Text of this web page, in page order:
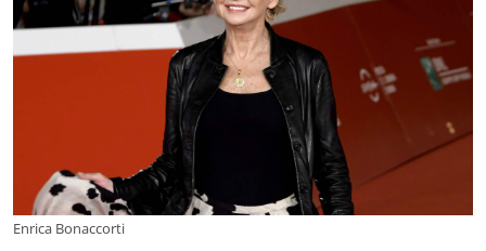
Enrica Bonaccorti